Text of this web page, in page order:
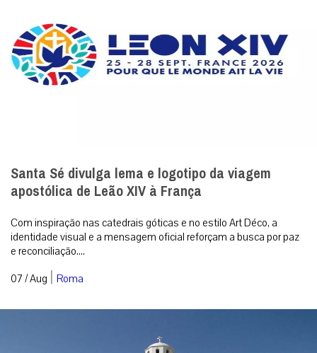
Santa Sé divulga lema e logotipo da viagem
apostólica de Leão XIV à França
Com inspiração nas catedrais góticas e no estilo Art Déco, a
identidade visual e a mensagem oficial reforçam a busca por paz
e reconciliação....
07 / Aug | Roma